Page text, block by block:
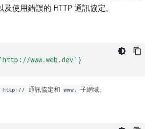
使用錯誤的 HTTP 通訊協定。
www.web.dev" }
http:// 通訊協定和 www. 子網域。